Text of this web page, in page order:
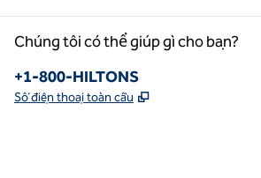
Chúng tôi có thể giúp gì cho bạn?
Điện thoại:
+1-800-HILTONS
Số điện thoại toàn cầu ,